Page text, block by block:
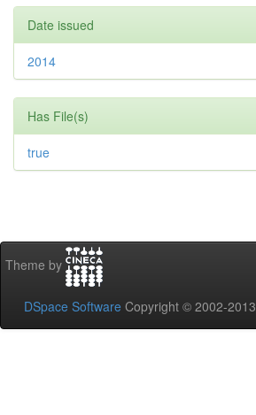
Date issued
2014
Has File(s)
true
Theme by
DSpace Software Copyright © 2002-2013